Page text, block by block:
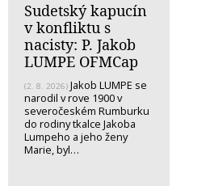
Sudetský kapucín
v konfliktu s
nacisty: P. Jakob
LUMPE OFMCap
(2. 8. 2026) Jakob LUMPE se
narodil v rove 1900 v
severočeském Rumburku
do rodiny tkalce Jakoba
Lumpeho a jeho ženy
Marie, byl…